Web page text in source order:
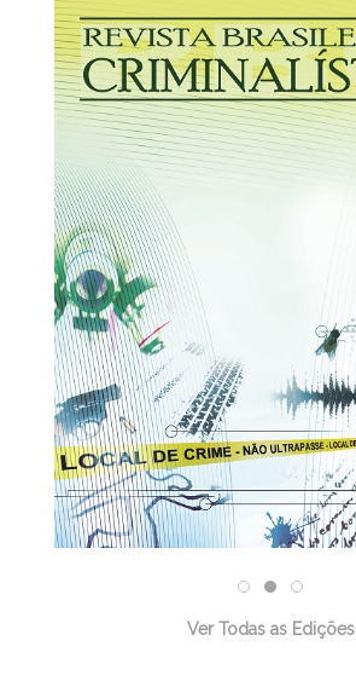
Ver Todas as Edições